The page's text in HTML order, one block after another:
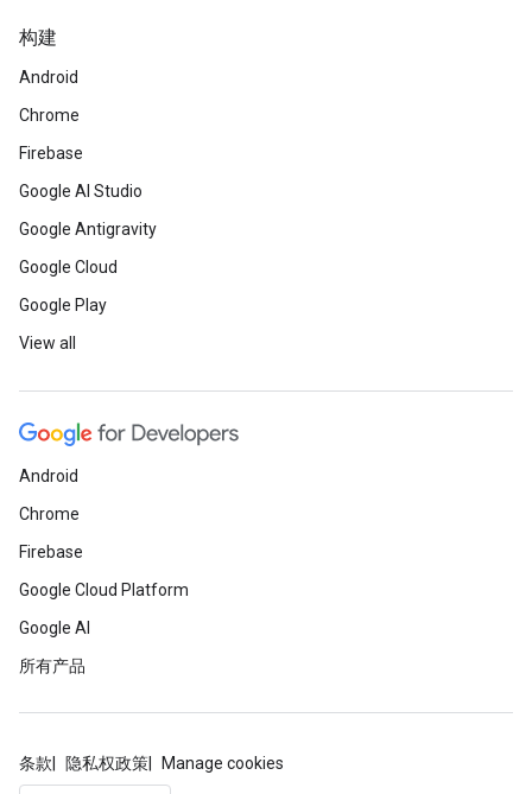
构建
Android
Chrome
Firebase
Google AI Studio
Google Antigravity
Google Cloud
Google Play
View all
Android
Chrome
Firebase
Google Cloud Platform
Google AI
所有产品
条款 隐私权政策 Manage cookies